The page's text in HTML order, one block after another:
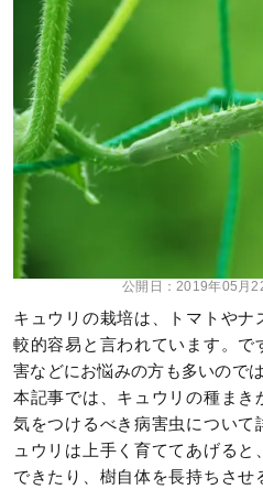
公開日：2019年05月
キュウリの栽培は、トマトや
較的容易と言われています。で
害などにお悩みの方も多いので
本記事では、キュウリの種まき
気をつけるべき病害虫について
ュウリは上手く育ててあげる
できたり、樹自体を長持ちさ